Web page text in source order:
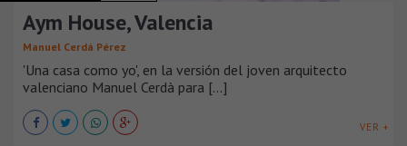
Aym House, Valencia
Manuel Cerdá Pérez
'Una casa como yo', en la versión del joven arquitecto
valenciano Manuel Cerdà para [...]
VER +